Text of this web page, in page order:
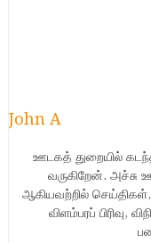
John A
ஊடகத் துறையில்
வருகிறேன். அச்சு
ஆகியவற்றில் செய்திகள்,
விளம்பரப்